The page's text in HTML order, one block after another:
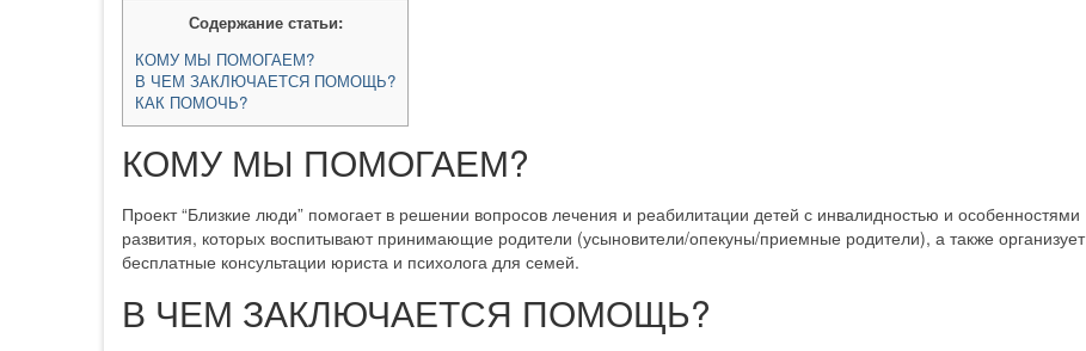
Содержание статьи:
КОМУ МЫ ПОМОГАЕМ?
В ЧЕМ ЗАКЛЮЧАЕТСЯ ПОМОЩЬ?
КАК ПОМОЧЬ?
КОМУ МЫ ПОМОГАЕМ?
Проект “Близкие люди” помогает в решении вопросов лечения и реабилитации детей с инвалидностью и особенностями
развития, которых воспитывают принимающие родители (усыновители/опекуны/приемные родители), а также организует
бесплатные консультации юриста и психолога для семей.
В ЧЕМ ЗАКЛЮЧАЕТСЯ ПОМОЩЬ?